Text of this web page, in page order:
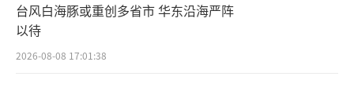
台风白海豚或重创多省市 华东沿海严阵
以待
2026-08-08 17:01:38